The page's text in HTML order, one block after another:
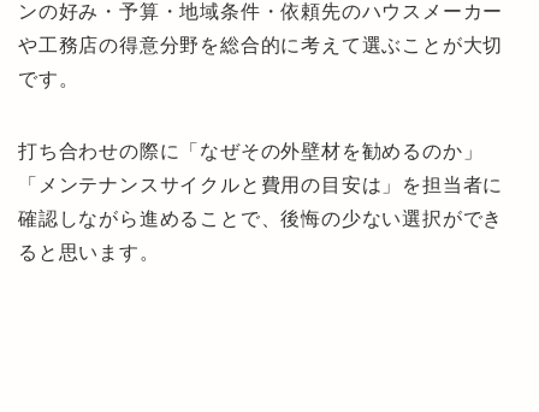
ンの好み・予算・地域条件・依頼先のハウスメーカー
や工務店の得意分野を総合的に考えて選ぶことが大切
です。
打ち合わせの際に「なぜその外壁材を勧めるのか」
「メンテナンスサイクルと費用の目安は」を担当者に
確認しながら進めることで、後悔の少ない選択ができ
ると思います。